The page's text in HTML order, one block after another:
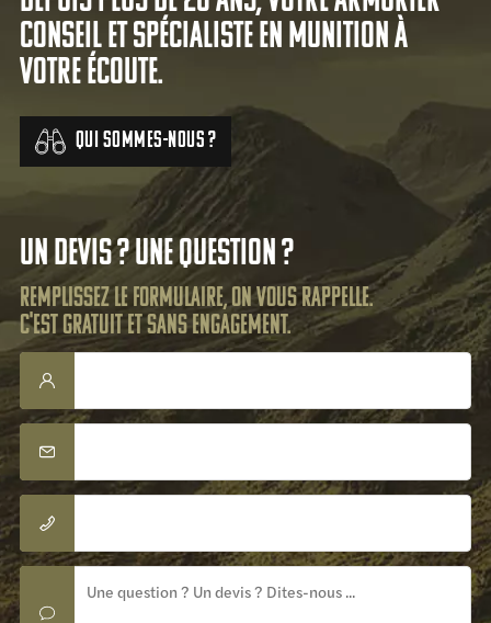
conseil et spécialiste en munition à
votre écoute.
Qui sommes-nous ?
Un devis ? Une question ?
Remplissez le formulaire, on vous rappelle.
C'est gratuit et sans engagement.